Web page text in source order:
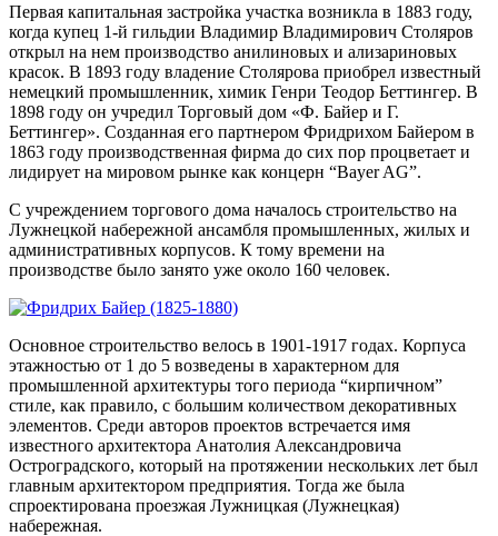
Первая капитальная застройка участка возникла в 1883 году,
когда купец 1-й гильдии Владимир Владимирович Столяров
открыл на нем производство анилиновых и ализариновых
красок. В 1893 году владение Столярова приобрел известный
немецкий промышленник, химик Генри Теодор Беттингер. В
1898 году он учредил Торговый дом «Ф. Байер и Г.
Беттингер». Созданная его партнером Фридрихом Байером в
1863 году производственная фирма до сих пор процветает и
лидирует на мировом рынке как концерн “Bayer AG”.
С учреждением торгового дома началось строительство на
Лужнецкой набережной ансамбля промышленных, жилых и
административных корпусов. К тому времени на
производстве было занято уже около 160 человек.
Основное строительство велось в 1901-1917 годах. Корпуса
этажностью от 1 до 5 возведены в характерном для
промышленной архитектуры того периода “кирпичном”
стиле, как правило, с большим количеством декоративных
элементов. Среди авторов проектов встречается имя
известного архитектора Анатолия Александровича
Остроградского, который на протяжении нескольких лет был
главным архитектором предприятия. Тогда же была
спроектирована проезжая Лужницкая (Лужнецкая)
набережная.